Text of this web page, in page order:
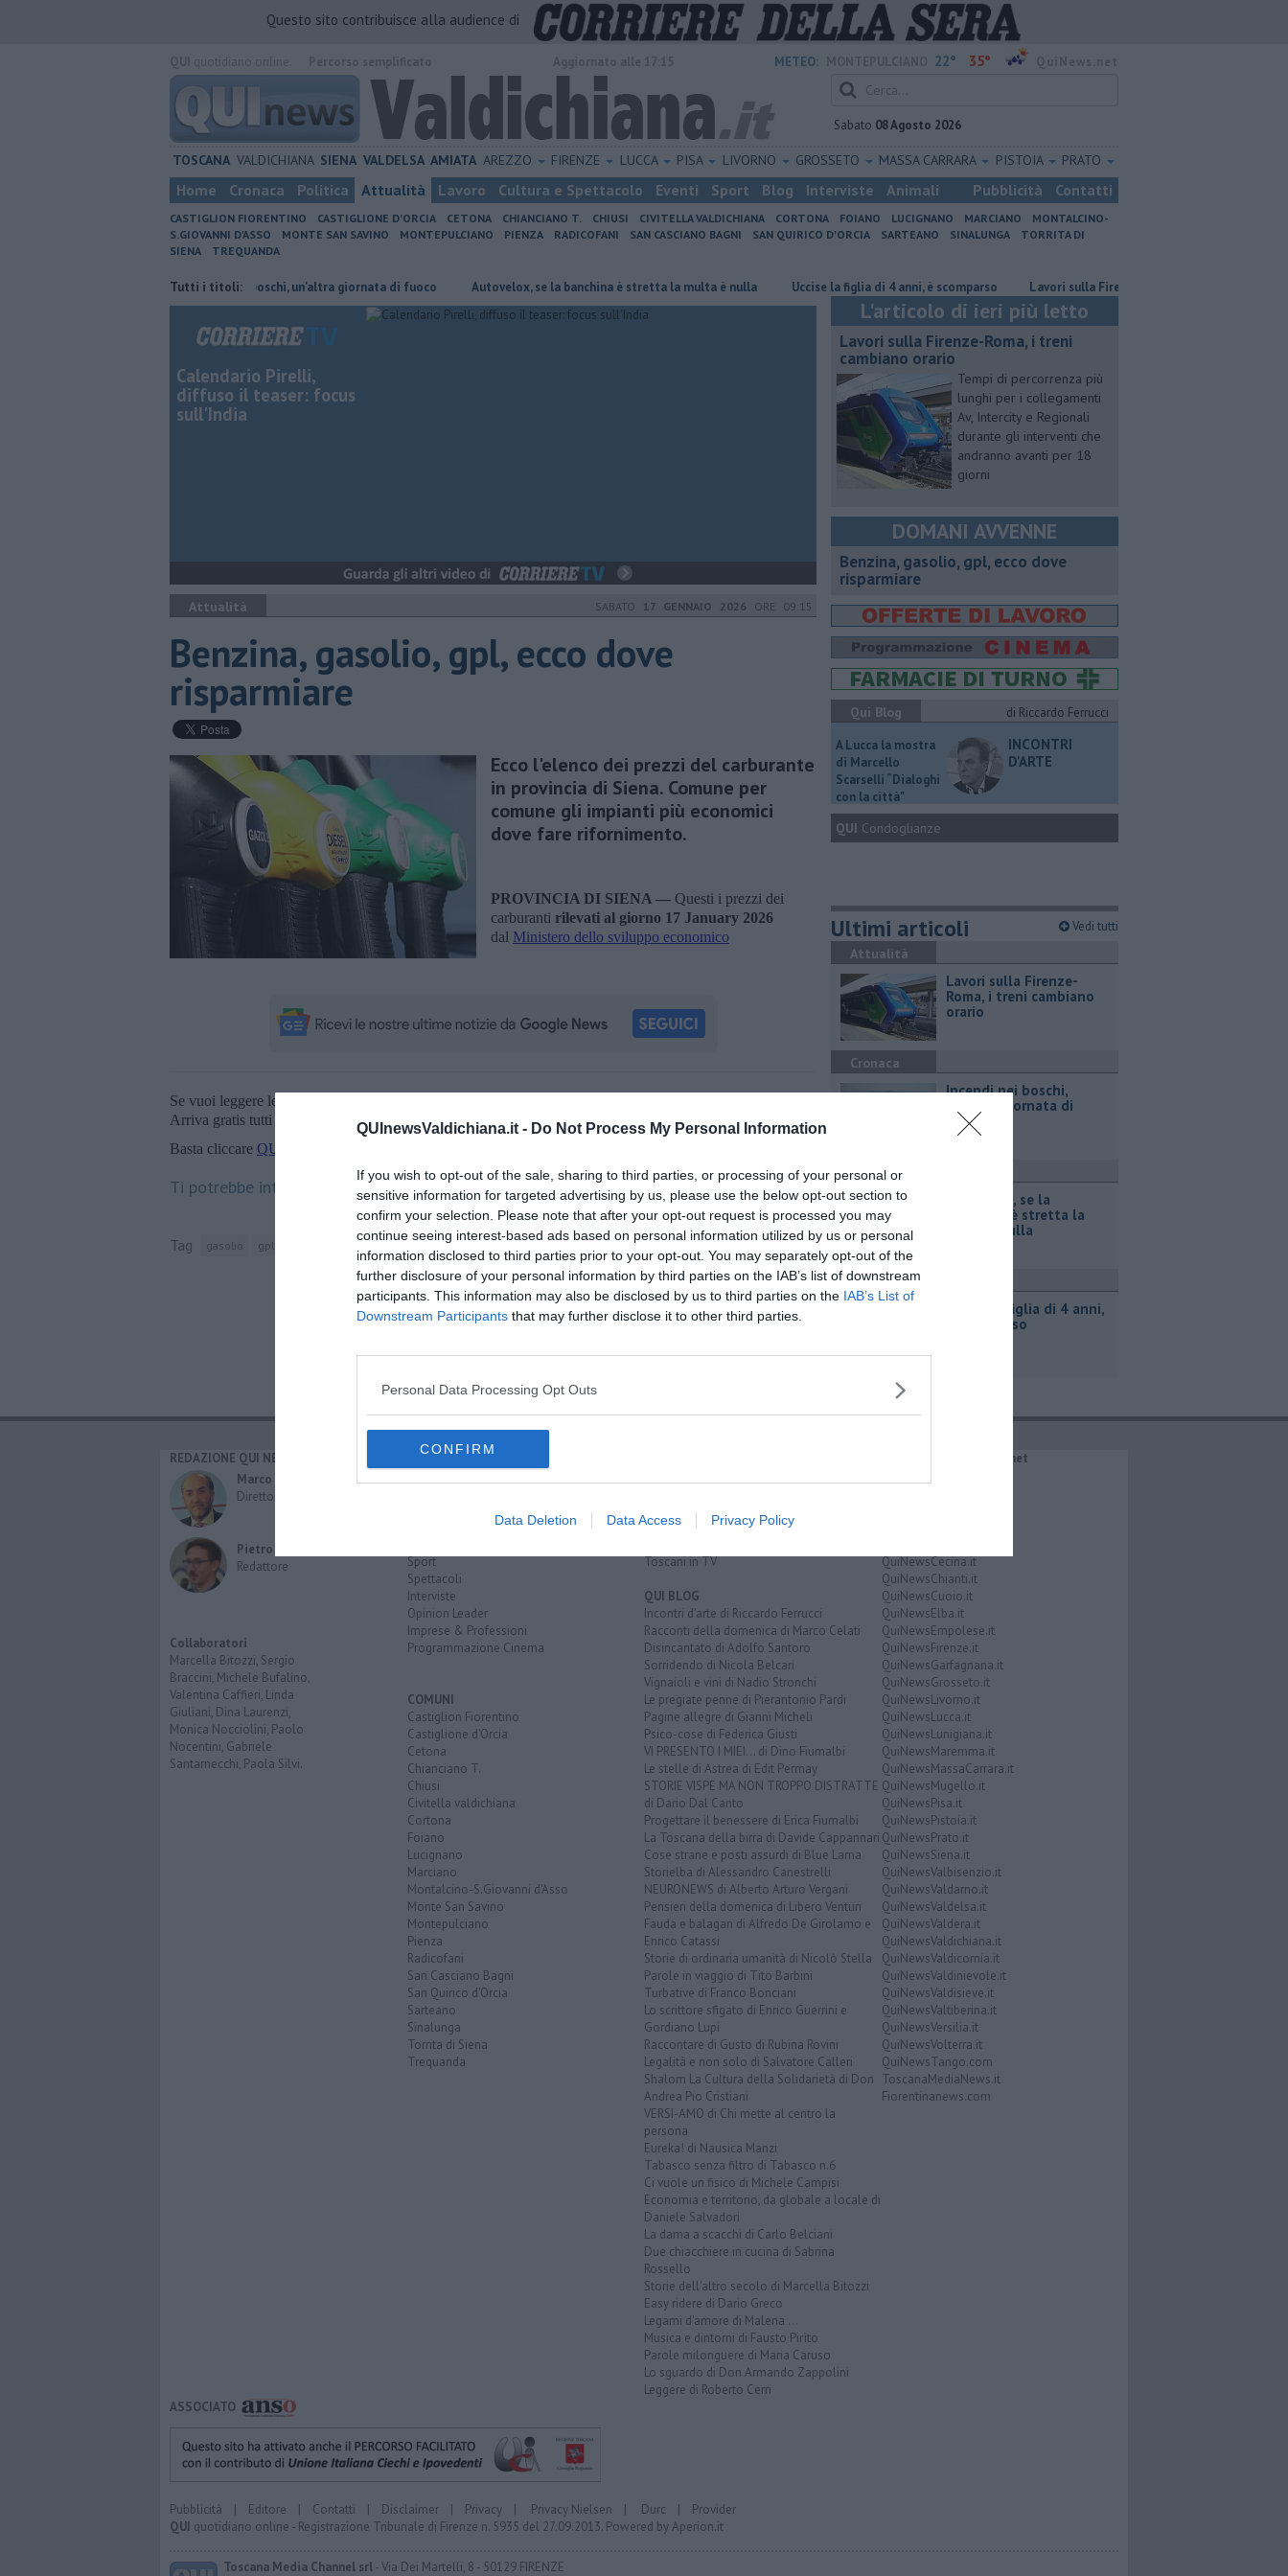
QUInewsValdichiana.it - Do Not Process My Personal Information
If you wish to opt-out of the sale, sharing to third parties, or processing of your personal or
sensitive information for targeted advertising by us, please use the below opt-out section to
confirm your selection. Please note that after your opt-out request is processed you may
continue seeing interest-based ads based on personal information utilized by us or personal
information disclosed to third parties prior to your opt-out. You may separately opt-out of the
further disclosure of your personal information by third parties on the IAB’s list of downstream
participants. This information may also be disclosed by us to third parties on the IAB’s List of
Downstream Participants that may further disclose it to other third parties.
Personal Data Processing Opt Outs
CONFIRM
Data Deletion Data Access Privacy Policy
Questo sito contribuisce alla audience di
METEO: 22° 35°
Sabato 08 Agosto 2026
TOSCANA VALDICHIANA SIENA VALDELSA AMIATA AREZZO FIRENZE LUCCA PISA LIVORNO GROSSETO MASSA CARRARA PISTOIA PRATO
Home Cronaca Politica Attualità Lavoro Cultura e Spettacolo Eventi Sport Blog Interviste Animali Pubblicità Contatti
CASTIGLION FIORENTINO CASTIGLIONE D'ORCIA CETONA CHIANCIANO T. CHIUSI CIVITELLA VALDICHIANA CORTONA FOIANO LUCIGNANO MARCIANO
MONTALCINO-
S.GIOVANNI D'ASSO
MONTE SAN SAVINO MONTEPULCIANO PIENZA RADICOFANI SAN CASCIANO BAGNI SAN QUIRICO D'ORCIA SARTEANO SINALUNGA
TORRITA DI
SIENA
TREQUANDA
Tutti i titoli:
Incendi nei boschi, un'altra giornata di fuoco Autovelox, se la banchina è stretta la multa è nulla Uccise la figlia di 4 anni, è scomparso Lavori sulla Firenze-Roma, i treni cambiano orario
Calendario Pirelli,
diffuso il teaser: focus
sull'India
Attualità SABATO 17 GENNAIO 2026 ORE 09:15
Benzina, gasolio, gpl, ecco dove
risparmiare
Ecco l'elenco dei prezzi del carburante
in provincia di Siena. Comune per
comune gli impianti più economici
dove fare rifornimento.
PROVINCIA DI SIENA — Questi i prezzi dei
carburanti rilevati al giorno 17 January 2026
dal Ministero dello sviluppo economico
Se vuoi leggere le notizie principali della Toscana iscriviti alla
Arriva gratis tutti i giorni alle 20:00 direttamente nella tua casella di posta.
Basta cliccare QUI
Ti potrebbe interessare anche:
Tag gasolio gpl provincia di siena ministero dello sviluppo economico
L'articolo di ieri più letto
Lavori sulla Firenze-Roma, i treni
cambiano orario
Tempi di percorrenza più
lunghi per i collegamenti
Av, Intercity e Regionali
durante gli interventi che
andranno avanti per 18
giorni
DOMANI AVVENNE
​Benzina, gasolio, gpl, ecco dove
risparmiare
Qui Blog
di Riccardo Ferrucci
A Lucca la mostra
di Marcello
Scarselli “Dialoghi
con la città"
INCONTRI
D'ARTE
QUI Condoglianze
Ultimi articoli Vedi tutti
Attualità
Lavori sulla Firenze-
Roma, i treni cambiano
orario
Cronaca
Incendi nei boschi,
un'altra giornata di
fuoco
Attualità
Autovelox, se la
banchina è stretta la
multa è nulla
Cronaca
Uccise la figlia di 4 anni,
è scomparso
REDAZIONE QUI NEWS
Marco Migli
Direttore Responsabile
Pietro Mattonai
Redattore
Collaboratori
Marcella Bitozzi, Sergio
Braccini, Michele Bufalino,
Valentina Caffieri, Linda
Giuliani, Dina Laurenzi,
Monica Nocciolini, Paolo
Nocentini, Gabriele
Santarnecchi, Paola Silvi.
CATEGORIE
Sport
Spettacoli
Interviste
Opinion Leader
Imprese & Professioni
Programmazione Cinema
COMUNI
Castiglion Fiorentino
Castiglione d'Orcia
Cetona
Chianciano T.
Chiusi
Civitella valdichiana
Cortona
Foiano
Lucignano
Marciano
Montalcino-S.Giovanni d'Asso
Monte San Savino
Montepulciano
Pienza
Radicofani
San Casciano Bagni
San Quirico d'Orcia
Sarteano
Sinalunga
Torrita di Siena
Trequanda
Più Letti del mese
Archivio Notizie
Toscani in TV
QUI BLOG
Incontri d'arte di Riccardo Ferrucci
Racconti della domenica di Marco Celati
Disincantato di Adolfo Santoro
Sorridendo di Nicola Belcari
Vignaioli e vini di Nadio Stronchi
Le pregiate penne di Pierantonio Pardi
Pagine allegre di Gianni Micheli
Psico-cose di Federica Giusti
VI PRESENTO I MIEI... di Dino Fiumalbi
Le stelle di Astrea di Edit Permay
STORIE VISPE MA NON TROPPO DISTRATTE
di Dario Dal Canto
Progettare il benessere di Erica Fiumalbi
La Toscana della birra di Davide Cappannari
Cose strane e posti assurdi di Blue Lama
Storielba di Alessandro Canestrelli
NEURONEWS di Alberto Arturo Vergani
Pensieri della domenica di Libero Venturi
Fauda e balagan di Alfredo De Girolamo e
Enrico Catassi
Storie di ordinaria umanità di Nicolò Stella
Parole in viaggio di Tito Barbini
Turbative di Franco Bonciani
Lo scrittore sfigato di Enrico Guerrini e
Gordiano Lupi
Raccontare di Gusto di Rubina Rovini
Legalità e non solo di Salvatore Calleri
Shalom La Cultura della Solidarietà di Don
Andrea Pio Cristiani
VERSI-AMO di Chi mette al centro la
persona
Eureka! di Nausica Manzi
Tabasco senza filtro di Tabasco n.6
Ci vuole un fisico di Michele Campisi
Economia e territorio, da globale a locale di
Daniele Salvadori
La dama a scacchi di Carlo Belciani
Due chiacchiere in cucina di Sabrina
Rossello
Storie dell'altro secolo di Marcella Bitozzi
Easy ridere di Dario Greco
Legami d'amore di Malena ...
Musica e dintorni di Fausto Pirìto
Parole milonguere di Maria Caruso
Lo sguardo di Don Armando Zappolini
Leggere di Roberto Cerri
IL NETWORK QuiNews.net
QuiNewsCecina.it
QuiNewsChianti.it
QuiNewsCuoio.it
QuiNewsElba.it
QuiNewsEmpolese.it
QuiNewsFirenze.it
QuiNewsGarfagnana.it
QuiNewsGrosseto.it
QuiNewsLivorno.it
QuiNewsLucca.it
QuiNewsLunigiana.it
QuiNewsMaremma.it
QuiNewsMassaCarrara.it
QuiNewsMugello.it
QuiNewsPisa.it
QuiNewsPistoia.it
QuiNewsPrato.it
QuiNewsSiena.it
QuiNewsValbisenzio.it
QuiNewsValdarno.it
QuiNewsValdelsa.it
QuiNewsValdera.it
QuiNewsValdichiana.it
QuiNewsValdicornia.it
QuiNewsValdinievole.it
QuiNewsValdisieve.it
QuiNewsValtiberina.it
QuiNewsVersilia.it
QuiNewsVolterra.it
QuiNewsTango.com
ToscanaMediaNews.it
Fiorentinanews.com
ASSOCIATO
Pubblicità | Editore | Contatti | Disclaimer | Privacy | Privacy Nielsen | Durc | Provider
QUI quotidiano online - Registrazione Tribunale di Firenze n. 5935 del 27.09.2013. Powered byAperion.it
Toscana Media Channel srl- Via Dei Martelli, 8 - 50129 FIRENZE